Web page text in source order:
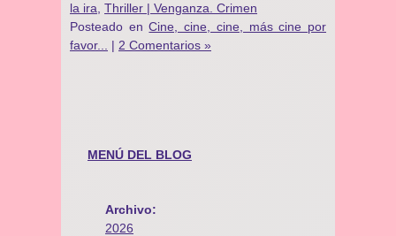
la ira Thriller | Venganza. Crimen
Posteado enCine, cine, cine, más cine por
favor...
| 2 Comentarios »
MENÚ DEL BLOG
Archivo:
2026